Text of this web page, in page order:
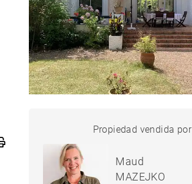
CASA HOSSEGOR - 180 M²
Propiedad vendida por
Maud
MAZEJKO